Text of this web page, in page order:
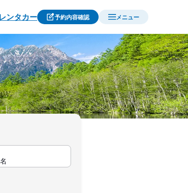
レンタカー 予約内容確認 メニュー